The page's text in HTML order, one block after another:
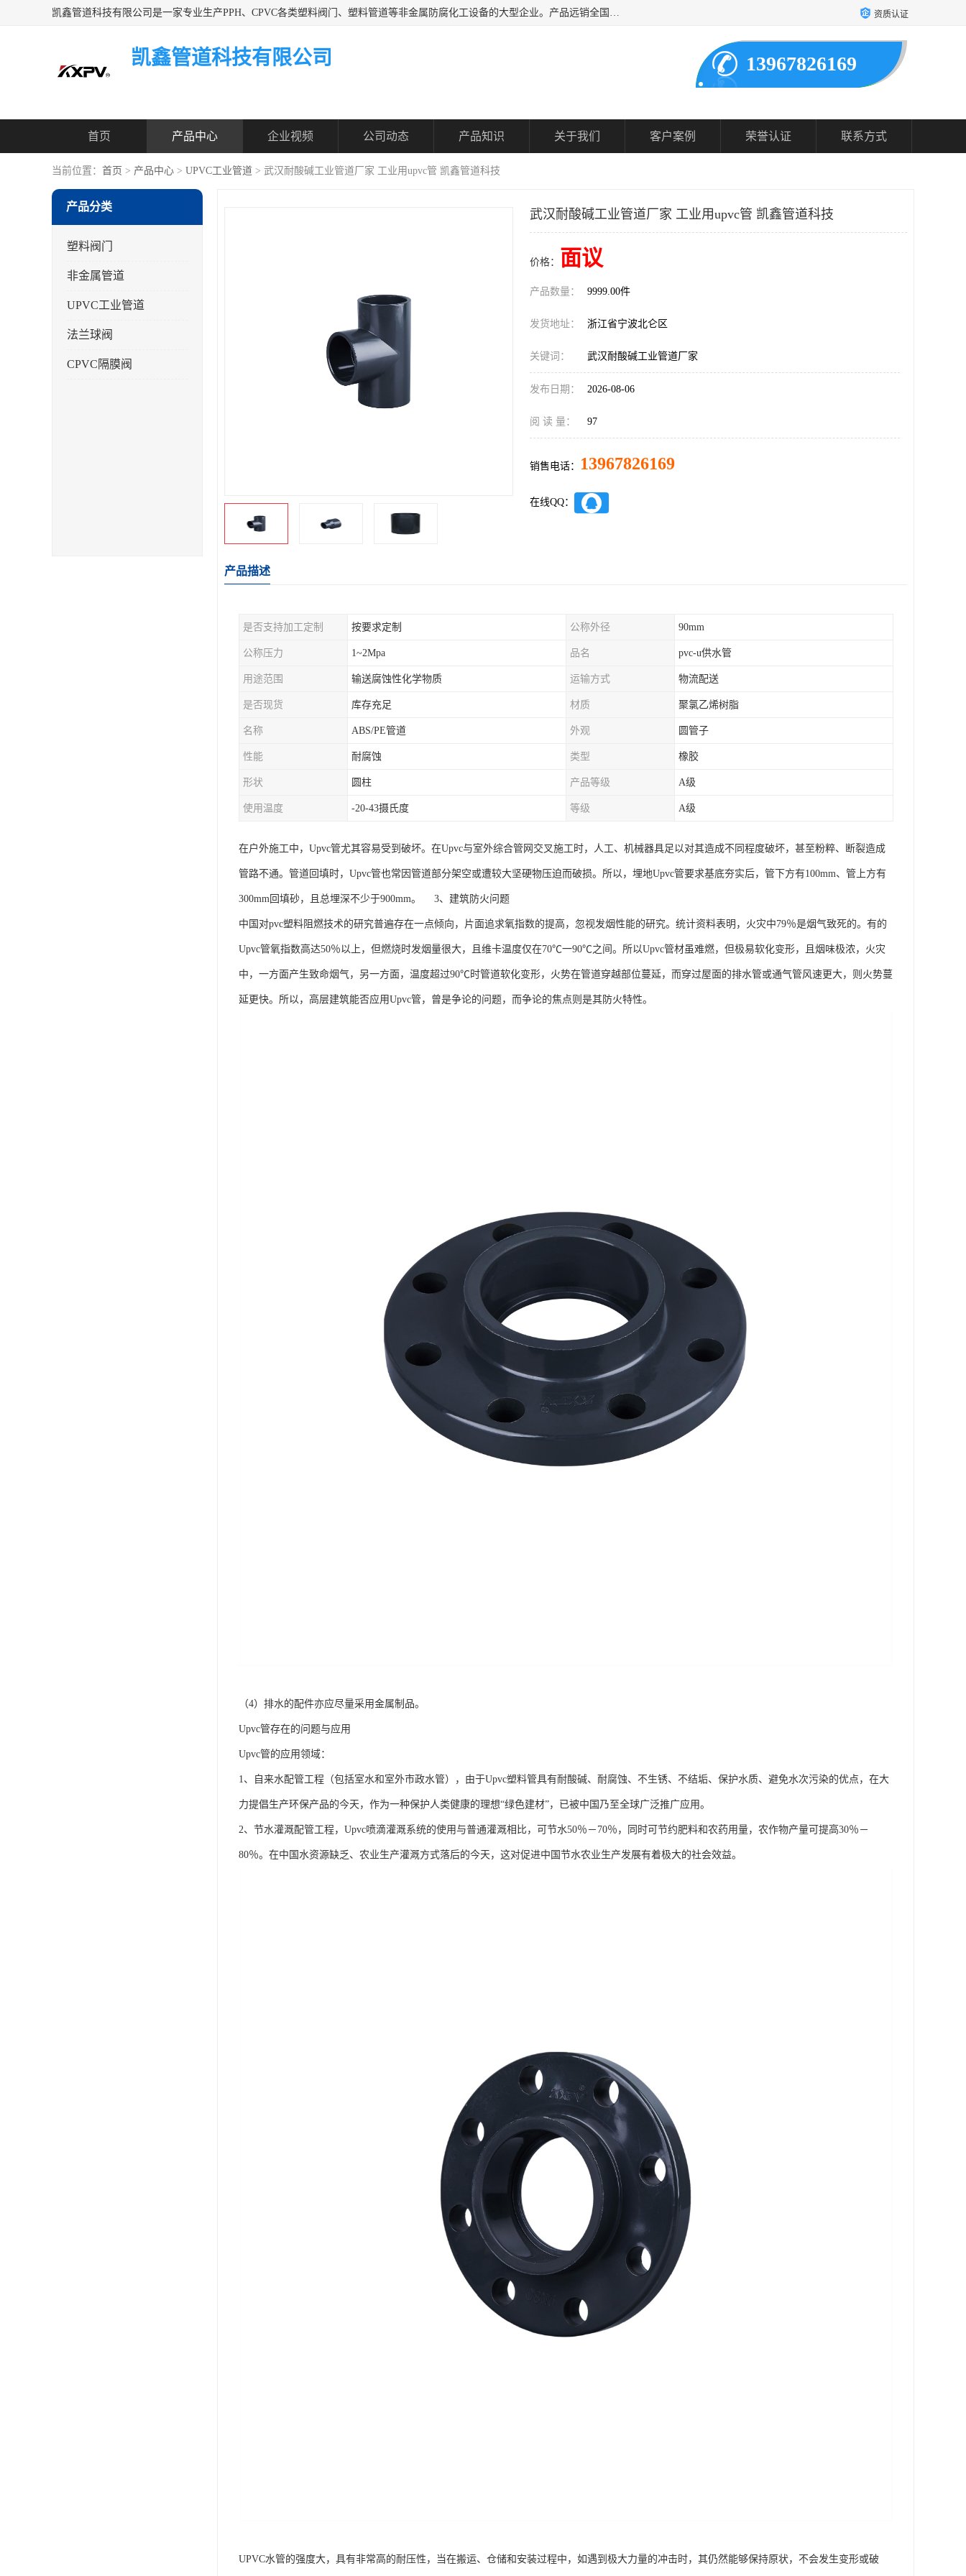
凯鑫管道科技有限公司是一家专业生产PPH、CPVC各类塑料阀门、塑料管道等非金属防腐化工设备的大型企业。产品远销全国三十一个省、市、自治区,广泛应用于化工、石油、氯碱、染料、制药、农药等行业，深受广大用户欢迎，是目前国内生产化工泵、阀门规模较大的生产基地之一。 资质认证
凯鑫管道科技有限公司 13967826169
首页 产品中心 企业视频 公司动态 产品知识 关于我们 客户案例 荣誉认证 联系方式
当前位置： 首页 > 产品中心 > UPVC工业管道 > 武汉耐酸碱工业管道厂家 工业用upvc管 凯鑫管道科技
产品分类
塑料阀门
非金属管道
UPVC工业管道
法兰球阀
CPVC隔膜阀
武汉耐酸碱工业管道厂家 工业用upvc管 凯鑫管道科技
价格： 面议
产品数量： 9999.00件
发货地址： 浙江省宁波北仑区
关键词： 武汉耐酸碱工业管道厂家
发布日期： 2026-08-06
阅 读 量： 97
销售电话： 13967826169
在线QQ：
产品描述
是否支持加工定制 按要求定制 公称外径 90mm
公称压力 1~2Mpa 品名 pvc-u供水管
用途范围 输送腐蚀性化学物质 运输方式 物流配送
是否现货 库存充足 材质 聚氯乙烯树脂
名称 ABS/PE管道 外观 圆管子
性能 耐腐蚀 类型 橡胶
形状 圆柱 产品等级 A级
使用温度 -20-43摄氏度 等级 A级
在户外施工中，Upvc管尤其容易受到破坏。在Upvc与室外综合管网交叉施工时，人工、机械器具足以对其造成不同程度破坏，甚至粉粹、断裂造成
管路不通。管道回填时，Upvc管也常因管道部分架空或遭较大坚硬物压迫而破损。所以，埋地Upvc管要求基底夯实后，管下方有100mm、管上方有
300mm回填砂，且总埋深不少于900mm。 3、建筑防火问题
中国对pvc塑料阻燃技术的研究普遍存在一点倾向，片面追求氧指数的提高，忽视发烟性能的研究。统计资料表明，火灾中79％是烟气致死的。有的
Upvc管氧指数高达50％以上，但燃烧时发烟量很大，且维卡温度仅在70℃一90℃之间。所以Upvc管材虽难燃，但极易软化变形，且烟味极浓，火灾
中，一方面产生致命烟气，另一方面，温度超过90℃时管道软化变形，火势在管道穿越部位蔓延，而穿过屋面的排水管或通气管风速更大，则火势蔓
延更快。所以，高层建筑能否应用Upvc管，曾是争论的问题，而争论的焦点则是其防火特性。
（4）排水的配件亦应尽量采用金属制品。
Upvc管存在的问题与应用
Upvc管的应用领域：
1、自来水配管工程（包括室水和室外市政水管），由于Upvc塑料管具有耐酸碱、耐腐蚀、不生锈、不结垢、保护水质、避免水次污染的优点，在大
力提倡生产环保产品的今天，作为一种保护人类健康的理想“绿色建材”，已被中国乃至全球广泛推广应用。
2、节水灌溉配管工程，Upvc喷滴灌溉系统的使用与普通灌溉相比，可节水50％－70％，同时可节约肥料和农药用量，农作物产量可提高30％－
80％。在中国水资源缺乏、农业生产灌溉方式落后的今天，这对促进中国节水农业生产发展有着极大的社会效益。
UPVC水管的强度大，具有非常高的耐压性，当在搬运、仓储和安装过程中，如遇到极大力量的冲击时，其仍然能够保持原状，不会发生变形或破